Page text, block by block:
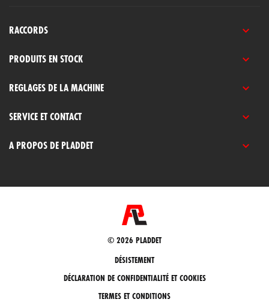
RACCORDS
PRODUITS EN STOCK
REGLAGES DE LA MACHINE
SERVICE ET CONTACT
A PROPOS DE PLADDET
© 2026 PLADDET
DÉSISTEMENT
DÉCLARATION DE CONFIDENTIALITÉ ET COOKIES
TERMES ET CONDITIONS